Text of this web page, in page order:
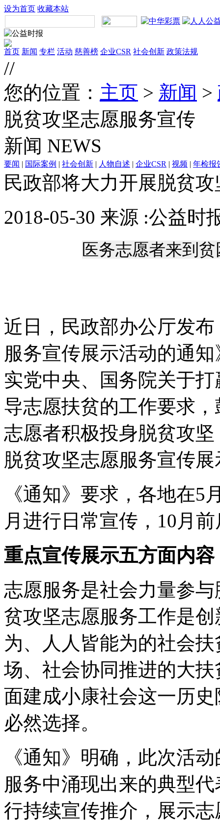
设为首页 收藏本站
首页 新闻 专栏 活动 慈善榜 企业CSR 社会创新 政策法规
//
您的位置： 主页 > 新闻 >
脱贫攻坚志愿服务宣传
新闻 NEWS
要闻 | 国际案例 | 社会创新 | 人物自述 | 企业CSR | 视频 | 年检报
民政部将大力开展脱贫
2018-05-30 来源 :公益时
医务志愿者来到
近日，民政部办公厅发
服务宣传展示活动的通
实党中央、国务院关于
导志愿扶贫的工作要求
志愿者积极投身脱贫攻
脱贫攻坚志愿服务宣传
《通知》要求，各地在5
月进行日常宣传，10月
重点宣传展示五方面内容
志愿服务是社会力量参
贫攻坚志愿服务工作是
为、人人皆能为的社会
场、社会协同推进的大
面建成小康社会这一历
必然选择。
《通知》明确，此次活
服务中涌现出来的典型
行持续宣传推介，展示